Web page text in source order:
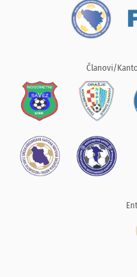
Članovi/